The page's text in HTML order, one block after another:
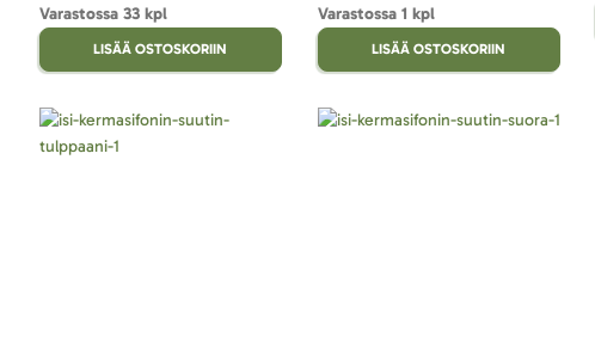
Varastossa 33 kpl
LISÄÄ OSTOSKORIIN
Varastossa 1 kpl
LISÄÄ OSTOSKORIIN